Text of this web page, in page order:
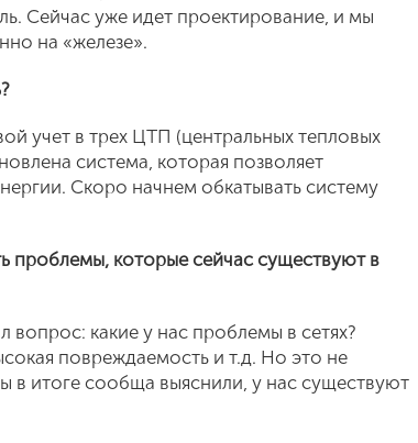
Сейчас уже идет проектирование, и мы
на «железе».
учет в трех ЦТП (центральных тепловых
система, которая позволяет
Скоро начнем обкатывать систему
проблемы, которые сейчас существуют в
вопрос: какие у нас проблемы в сетях?
повреждаемость и т.д. Но это не
в итоге сообща выяснили, у нас существуют